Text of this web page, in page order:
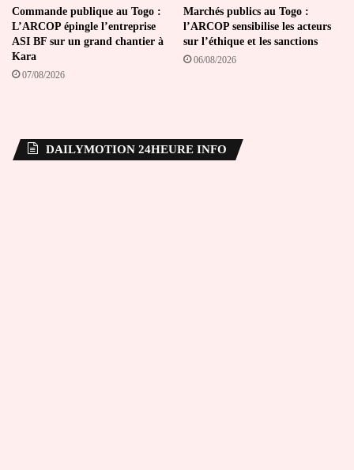
Commande publique au Togo :
L’ARCOP épingle l’entreprise
ASI BF sur un grand chantier à
Kara
07/08/2026
Marchés publics au Togo :
l’ARCOP sensibilise les acteurs
sur l’éthique et les sanctions
06/08/2026
DAILYMOTION 24HEURE INFO